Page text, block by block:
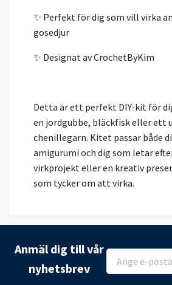
✨ Perfekt för dig som vill virka
gosedjur
✨ Designat av CrochetByKim
Detta är ett perfekt DIY-kit för
en jordgubbe, bläckfisk eller ett
chenillegarn. Kitet passar både
amigurumi och dig som letar
virkprojekt eller en kreativ
som tycker om att virka.
Anmäl dig till vår
nyhetsbrev